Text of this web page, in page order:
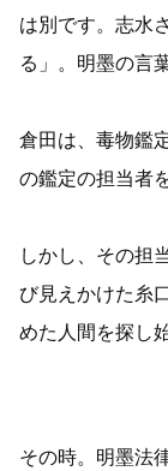
は別です。志水
る」。明墨の言
倉田は、毒物鑑
の鑑定の担当者
しかし、その担
び見えかけた糸
めた人間を探し
その時。明墨法